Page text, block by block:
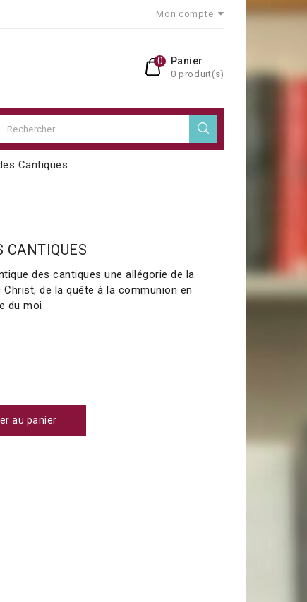
Mon compte
Panier
0 produit(s)
0
Cantiques
CANTIQUES
des cantiques une allégorie de la
de la quête à la communion en
du moi
au panier